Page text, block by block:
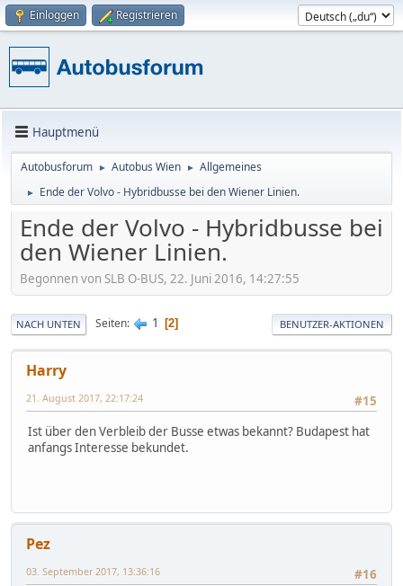
Einloggen Registrieren
Hauptmenü
Autobusforum ► Autobus Wien ► Allgemeines
► Ende der Volvo - Hybridbusse bei den Wiener Linien.
Ende der Volvo - Hybridbusse bei
den Wiener Linien.
Begonnen von SLB O-BUS, 22. Juni 2016, 14:27:55
NACH UNTEN Seiten 1 2 BENUTZER-AKTIONEN
Harry
#15
21. August 2017, 22:17:24
Ist über den Verbleib der Busse etwas bekannt? Budapest hat
anfangs Interesse bekundet.
Pez
#16
03. September 2017, 13:36:16